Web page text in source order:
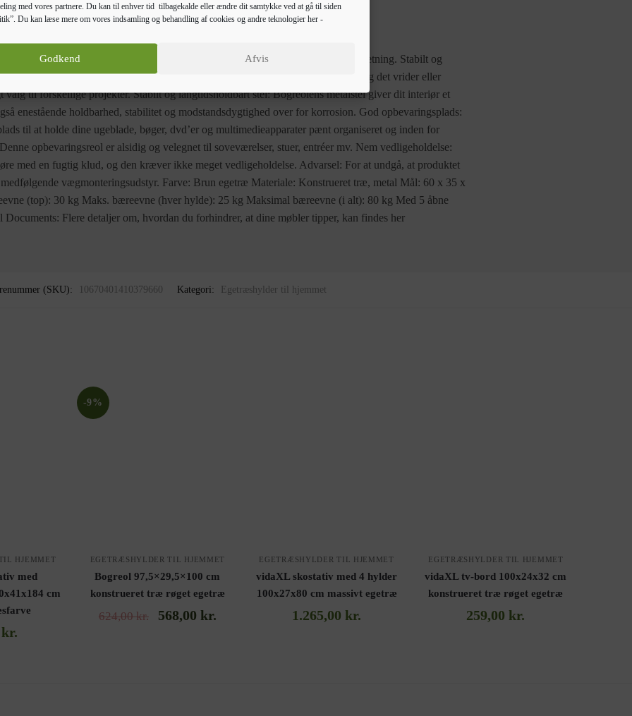
med vores partnere. Du kan til enhver tid tilbagekalde eller ændre dit samtykke ved at gå til siden
Du kan læse mere om vores indsamling og behandling af cookies og andre teknologier her -
Godkend Afvis
Beskrivelse Yderligere information
organisering af dine bøger, og den vil føje et strejf af moderne charme til din indretning. Stabilt og
er et slidstærkt og stabilt materiale med en glat overflade. Det er fugtafvisende, og det vrider eller
valg til forskellige projekter. Stabilt og langtidsholdbart stel: Bogreolens metalstel giver dit interiør et
enestående holdbarhed, stabilitet og modstandsdygtighed over for korrosion. God opbevaringsplads:
til at holde dine ugeblade, bøger, dvd’er og multimedieapparater pænt organiseret og inden for
opbevaringsreol er alsidig og velegnet til soveværelser, stuer, entréer mv. Nem vedligeholdelse:
med en fugtig klud, og den kræver ikke meget vedligeholdelse. Advarsel: For at undgå, at produktet
vægmonteringsudstyr. Farve: Brun egetræ Materiale: Konstrueret træ, metal Mål: 60 x 35 x
(top): 30 kg Maks. bæreevne (hver hylde): 25 kg Maksimal bæreevne (i alt): 80 kg Med 5 åbne
Flere detaljer om, hvordan du forhindrer, at dine møbler tipper, kan findes her
(SKU): 10670401410379660 Kategori: Egetræshylder til hjemmet
HJEMMET
med
cm
kr.
-9%
EGETRÆSHYLDER TIL HJEMMET
Bogreol 97,5×29,5×100 cm
konstrueret træ røget egetræ
624,00kr. 568,00 kr.
EGETRÆSHYLDER TIL HJEMMET
vidaXL skostativ med 4 hylder
100x27x80 cm massivt egetræ
1.265,00 kr.
EGETRÆSHYLDER TIL HJEMMET
vidaXL tv-bord 100x24x32 cm
konstrueret træ røget egetræ
259,00 kr.